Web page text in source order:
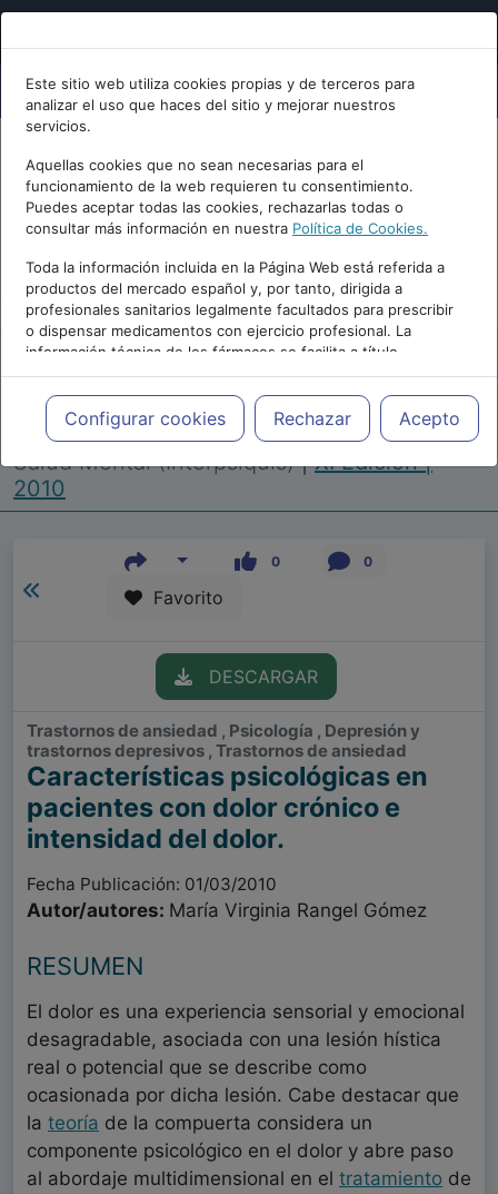
Este sitio web utiliza cookies propias y de terceros para
analizar el uso que haces del sitio y mejorar nuestros
servicios.
Aquellas cookies que no sean necesarias para el
funcionamiento de la web requieren tu consentimiento.
Puedes aceptar todas las cookies, rechazarlas todas o
consultar más información en nuestra Política de Cookies.
Toda la información incluida en la Página Web está referida a
productos del mercado español y, por tanto, dirigida a
profesionales sanitarios legalmente facultados para prescribir
o dispensar medicamentos con ejercicio profesional. La
información técnica de los fármacos se facilita a título
meramente informativo, siendo responsabilidad de los
profesionales facultados prescribir medicamentos y decidir, en
cada caso concreto, el tratamiento más adecuado a las
necesidades del paciente.
Configurar cookies Rechazar Acepto
Repositorio de Artículos |Congreso Virtual
Internacional de Psiquiatría, Psicología y
Salud Mental (Interpsiquis)|XI Edición |
2010
0 0
Favorito
DESCARGAR
Trastornos de ansiedad , Psicología , Depresión y
trastornos depresivos , Trastornos de ansiedad
Características psicológicas en
pacientes con dolor crónico e
intensidad del dolor.
Fecha Publicación: 01/03/2010
Autor/autores: María Virginia Rangel Gómez
RESUMEN
El dolor es una experiencia sensorial y emocional
desagradable, asociada con una lesión hística
real o potencial que se describe como
ocasionada por dicha lesión. Cabe destacar que
la teoría de la compuerta considera un
componente psicológico en el dolor y abre paso
al abordaje multidimensional en el tratamiento de